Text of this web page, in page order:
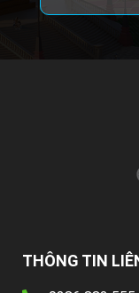
THÔNG TIN